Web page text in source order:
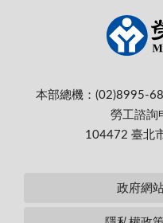
本部總機：(02)8995-
勞工諮詢
104472 臺北
政府網